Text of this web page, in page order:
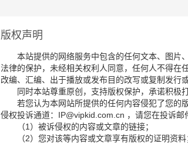
版权声明
本站提供的网络服务中包含的任何文本、图片
法律的保护，未经相关权利人同意，任何人不得在
改编、汇编、出于播放或发布目的改写或复制发行
同时本站尊重原创，支持版权保护，承诺积极
若您认为本网站所提供的任何内容侵犯了您的
侵权投诉通道：IP@vipkid.com.cn ，请您在投诉邮
（1）被诉侵权的内容或文章的链接；
（2）您对该等内容或文章享有版权的证明资料